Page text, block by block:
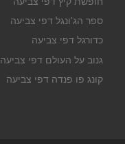
ספר הג'ונגל דפי צביעה
כדורגל דפי צביעה
גנוב על העולם דפי צביעה
קונג פו פנדה דפי צביעה